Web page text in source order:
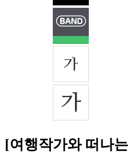
[여행작가와 떠나